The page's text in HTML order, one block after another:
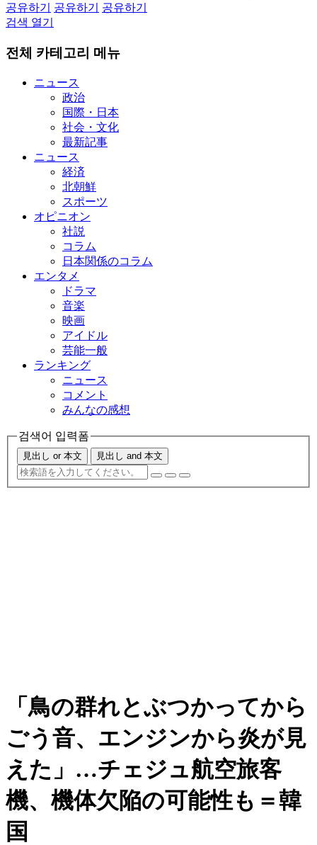
공유하기
공유하기
공유하기
검색 열기
전체 카테고리 메뉴
ニュース
政治
国際・日本
社会・文化
最新記事
ニュース
経済
北朝鮮
スポーツ
オピニオン
社説
コラム
日本関係のコラム
エンタメ
ドラマ
音楽
映画
アイドル
芸能一般
ランキング
ニュース
コメント
みんなの感想
검색어 입력폼
見出し or 本文 見出し and 本文
「鳥の群れとぶつかってから
ごう音、エンジンから炎が見
えた」…チェジュ航空旅客
機、機体欠陥の可能性も＝韓
国